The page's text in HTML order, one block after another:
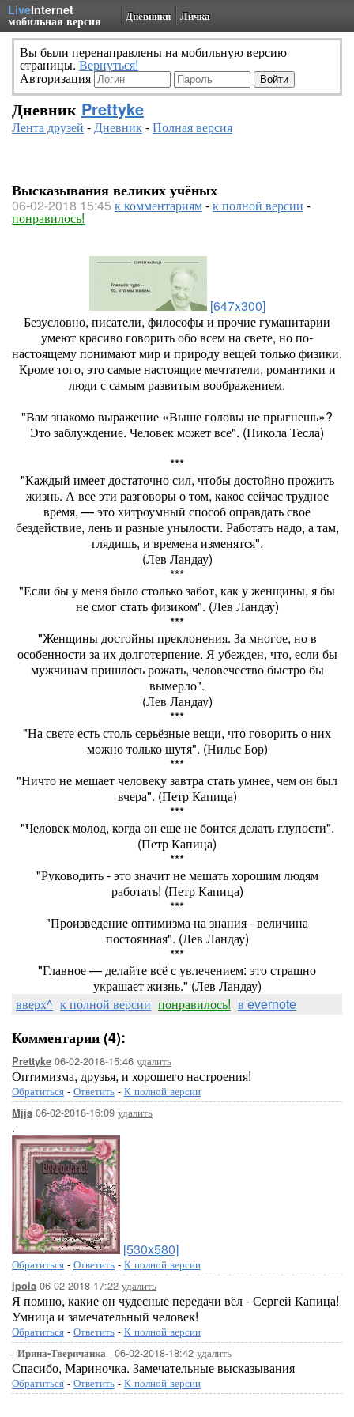
LiveInternet
мобильная версия Дневники Личка
Вы были перенаправлены на мобильную версию
страницы. Вернуться!
Авторизация
Дневник Prettyke
Лента друзей -Дневник-Полная версия
Высказывания великих учёных
06-02-2018 15:45 к комментариям-к полной версии -
понравилось!
[647x300]
Безусловно, писатели, философы и прочие гуманитарии
умеют красиво говорить обо всем на свете, но по-
настоящему понимают мир и природу вещей только физики.
Кроме того, это самые настоящие мечтатели, романтики и
люди с самым развитым воображением.
"Вам знакомо выражение «Выше головы не прыгнешь»?
Это заблуждение. Человек может все". (Никола Тесла)
***
"Каждый имеет достаточно сил, чтобы достойно прожить
жизнь. А все эти разговоры о том, какое сейчас трудное
время, — это хитроумный способ оправдать свое
бездействие, лень и разные унылости. Работать надо, а там,
глядишь, и времена изменятся".
(Лев Ландау)
***
"Если бы у меня было столько забот, как у женщины, я бы
не смог стать физиком". (Лев Ландау)
***
"Женщины достойны преклонения. За многое, но в
особенности за их долготерпение. Я убежден, что, если бы
мужчинам пришлось рожать, человечество быстро бы
вымерло".
(Лев Ландау)
***
"На свете есть столь серьёзные вещи, что говорить о них
можно только шутя". (Нильс Бор)
***
"Ничто не мешает человеку завтра стать умнее, чем он был
вчера". (Петр Капица)
***
"Человек молод, когда он еще не боится делать глупости".
(Петр Капица)
***
"Руководить - это значит не мешать хорошим людям
работать! (Петр Капица)
***
"Произведение оптимизма на знания - величина
постоянная". (Лев Ландау)
***
"Главное — делайте всё с увлечением: это страшно
украшает жизнь." (Лев Ландау)
вверх^ к полной версии понравилось! в evernote
Комментарии (4):
Prettyke 06-02-2018-15:46 удалить
Оптимизма, друзья, и хорошего настроения!
Обратиться - Ответить - К полной версии
Mjja 06-02-2018-16:09 удалить
.
[530x580]
Обратиться - Ответить - К полной версии
Ipola 06-02-2018-17:22 удалить
Я помню, какие он чудесные передачи вёл - Сергей Капица!
Умница и замечательный человек!
Обратиться - Ответить - К полной версии
_Ирина-Тверичанка_ 06-02-2018-18:42 удалить
Спасибо, Мариночка. Замечательные высказывания
Обратиться - Ответить - К полной версии